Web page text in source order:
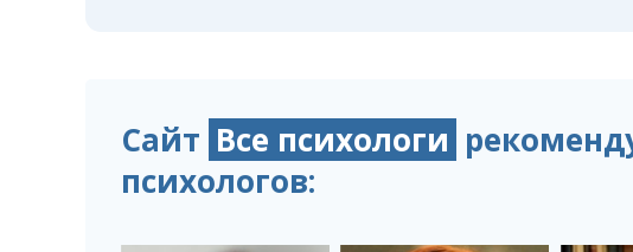
Сайт Все психологи
психологов: